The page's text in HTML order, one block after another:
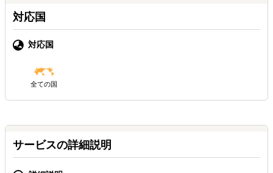
対応国
対応国
全ての国
サービスの詳細説明